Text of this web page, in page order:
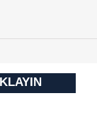
detaylı bilgi
uyarınca
ve sitemizde